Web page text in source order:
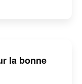
la bonne